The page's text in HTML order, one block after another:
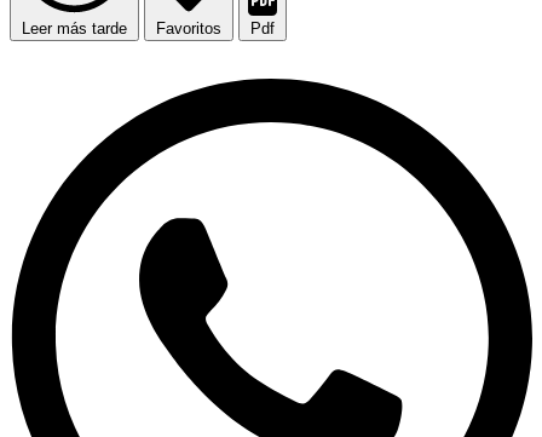
Leer más tarde Favoritos Pdf